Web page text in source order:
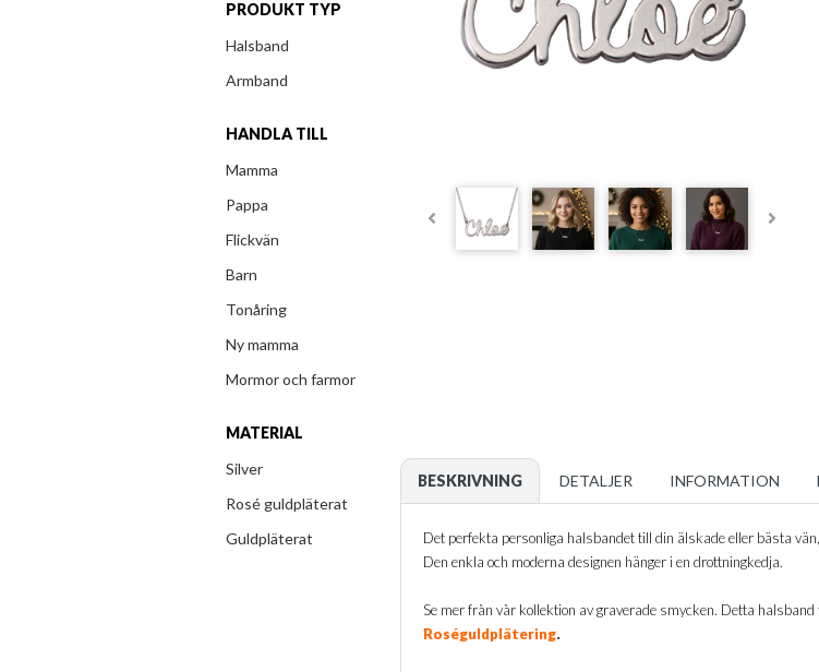
PRODUKT TYP
Halsband
Armband
HANDLA TILL
Mamma
Pappa
Flickvän
Barn
Tonåring
Ny mamma
Mormor och farmor
MATERIAL
Silver
Rosé guldpläterat
Guldpläterat
BESKRIVNING DETALJER INFORMATION
Det perfekta personliga halsbandet till din älskade eller bästa
Den enkla och moderna designen hänger i en drottningkedja.
Se mer från vår kollektion av graverade smycken. Detta
Roséguldplätering.